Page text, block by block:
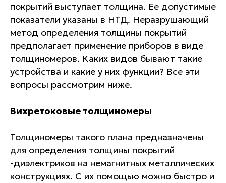
покрытий выступает толщина. Ее допустимые
показатели указаны в НТД. Неразрушающий
метод определения толщины покрытий
предполагает применение приборов в виде
толщиномеров. Каких видов бывают такие
устройства и какие у них функции? Все эти
вопросы рассмотрим ниже.
Вихретоковые толщиномеры
Толщиномеры такого плана предназначены
для определения толщины покрытий
-диэлектриков на немагнитных металлических
конструкциях. С их помощью можно быстро и